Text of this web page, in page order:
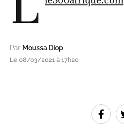
Par Moussa Diop
Le 08/03/2021 à 17h20